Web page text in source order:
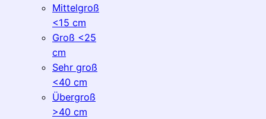
Mittelgroß
<15 cm
Groß <25
cm
Sehr groß
<40 cm
Übergroß
>40 cm